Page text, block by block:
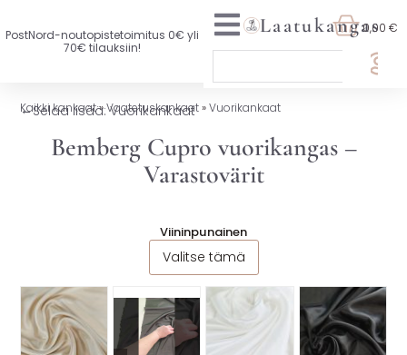
PostNord-noutopistetoimitus 0€ yli
70€ tilauksiin!
UUTTA VALIKOIMASSA
KAIKKI KANKAAT
SISUSTUSKANKAAT
YLEISKANKAAT
LISENSOIDUT KANKAAT
Laatukangas0,00 €
Kaikki kankaat»Vaatetuskankaat»Vuorikankaat
←Selaa lisää: Vuorikankaat
Bemberg Cupro vuorikangas –
Varastovärit
Viininpunainen
Valitse tämä